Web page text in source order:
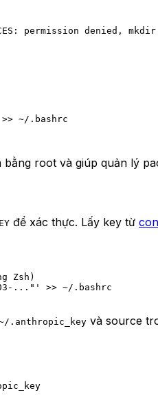
permission denied,
>> ~/.bashrc
root và giúp quản lý
để xác thực. Lấy key từ
Zsh)
..."' >> ~/.bashrc
.anthropic_key và source